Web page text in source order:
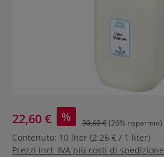
22,60 € % 30,60 €(26% risparmio)
Contenuto: 10 liter (2,26 € / 1 liter)
Prezzi incl. IVA più costi di spedizione